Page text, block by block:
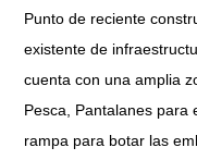
Punto de reciente
existente de
cuenta con una amplia
Pesca, Pantalanes para
rampa para botar las